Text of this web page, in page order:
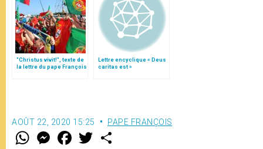
"Christus vivit!", texte de
la lettre du pape François
Lettre encyclique « Deus
caritas est »
AOÛT 22, 2020 15:25 PAPE FRANÇOIS
W M
e
F
a w